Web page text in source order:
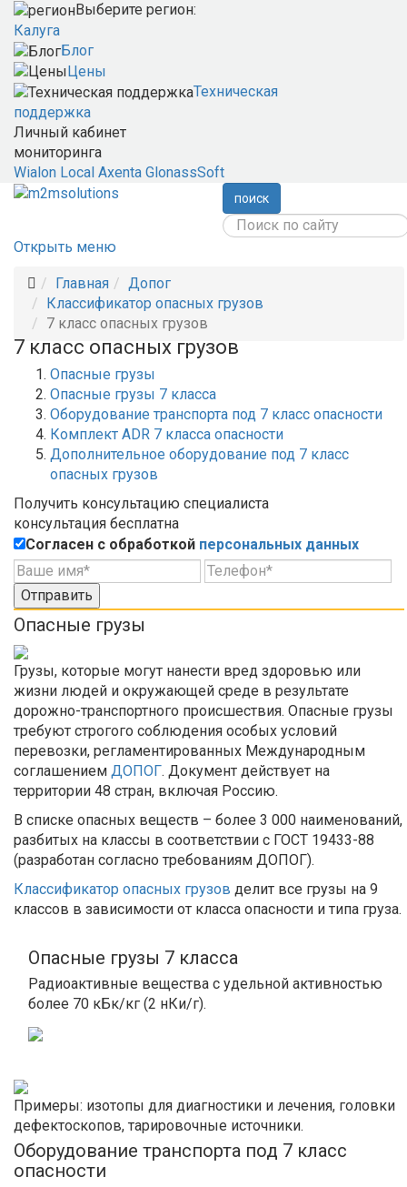
Выберите регион:
Калуга
Блог
Цены
Техническая
поддержка
Личный кабинет
мониторинга
Wialon Local Axenta GlonassSoft
поиск
Открыть меню
Главная
Допог
Классификатор опасных грузов
7 класс опасных грузов
7 класс опасных грузов
Опасные грузы
Опасные грузы 7 класса
Оборудование транспорта под 7 класс опасности
Комплект ADR 7 класса опасности
Дополнительное оборудование под 7 класс
опасных грузов
Получить консультацию специалиста
консультация бесплатна
Согласен с обработкой персональных данных
Отправить
Опасные грузы
Грузы, которые могут нанести вред здоровью или
жизни людей и окружающей среде в результате
дорожно-транспортного происшествия. Опасные грузы
требуют строгого соблюдения особых условий
перевозки, регламентированных Международным
соглашением ДОПОГ. Документ действует на
территории 48 стран, включая Россию.
В списке опасных веществ – более 3 000 наименований,
разбитых на классы в соответствии с ГОСТ 19433-88
(разработан согласно требованиям ДОПОГ).
Классификатор опасных грузов делит все грузы на 9
классов в зависимости от класса опасности и типа груза.
Опасные грузы 7 класса
Радиоактивные вещества с удельной активностью
более 70 кБк/кг (2 нКи/г).
Примеры: изотопы для диагностики и лечения, головки
дефектоскопов, тарировочные источники.
Оборудование транспорта под 7 класс
опасности